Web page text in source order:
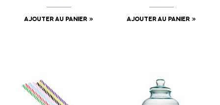
AJOUTER AU PANIER AJOUTER AU PANIER